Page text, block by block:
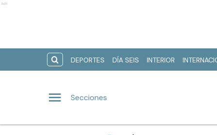
Ads
DEPORTES DÍA SEIS INTERIOR
Secciones